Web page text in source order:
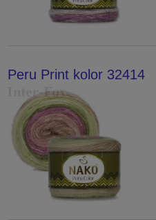
Peru Print kolor 32414